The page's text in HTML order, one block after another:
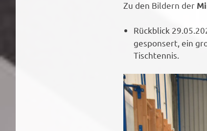
Zu den Bildern der
Rückblick
gesponsert, ein
Tischtennis.